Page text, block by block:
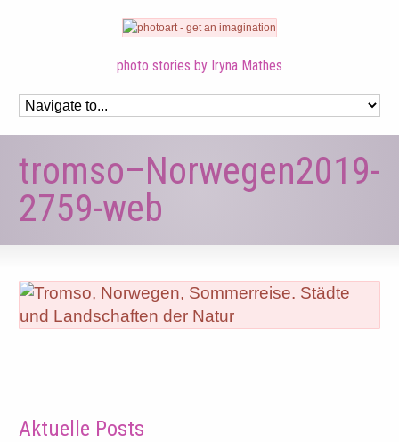
photo stories by Iryna Mathes
tromso–Norwegen2019-
2759-web
Aktuelle Posts